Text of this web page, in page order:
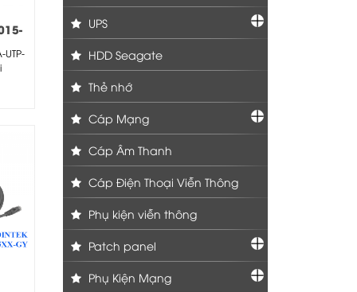
UPS
HDD Seagate
Thẻ nhớ
Cáp Mạng
Cáp Âm Thanh
Cáp Điện Thoại Viễn Thông
Phụ kiện viễn thông
Patch panel
Phụ Kiện Mạng